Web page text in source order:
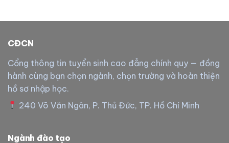
CĐCN
Cổng thông tin tuyển sinh cao đẳng chính quy — đồng
hành cùng bạn chọn ngành, chọn trường và hoàn thiện
hồ sơ nhập học.
240 Võ Văn Ngân, P. Thủ Đức, TP. Hồ Chí Minh
Ngành đào tạo